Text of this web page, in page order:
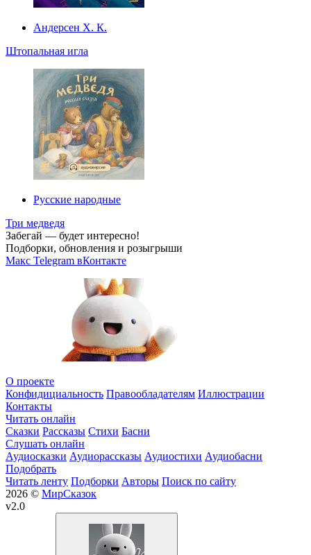
Андерсен Х. К.
Штопальная игла
Русские народные
Три медведя
Забегай — будет интересно!
Подборки, обновления и розыгрыши
Макс Telegram вКонтакте
О проекте
Конфидициальность Правообладателям Иллюстрации
Контакты
Читать онлайн
Сказки Рассказы Стихи Басни
Слушать онлайн
Аудиосказки Аудиорассказы Аудиостихи Аудиобасни
Подобрать
Читать ленту Подборки Авторы Поиск по сайту
2026 © МирСказок
v2.0